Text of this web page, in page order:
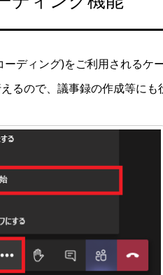
ーディング)をご利用されるケ
るので、議事録の作成等にも